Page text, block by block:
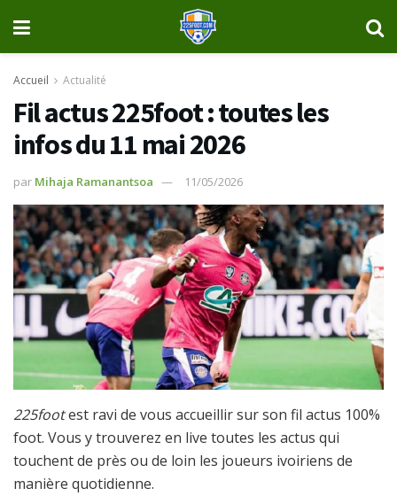
Accueil Actualité
Fil actus 225foot : toutes les
infos du 11 mai 2026
par Mihaja Ramanantsoa 11/05/2026
225footest ravi de vous accueillir sur son fil actus 100%
foot. Vous y trouverez en live toutes les actus qui
touchent de près ou de loin les joueurs ivoiriens de
manière quotidienne.